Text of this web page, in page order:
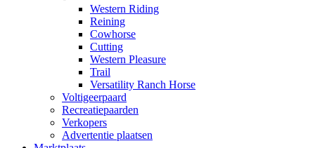
Western Riding
Reining
Cowhorse
Cutting
Western Pleasure
Trail
Versatility Ranch Horse
Voltigeerpaard
Recreatiepaarden
Verkopers
Advertentie plaatsen